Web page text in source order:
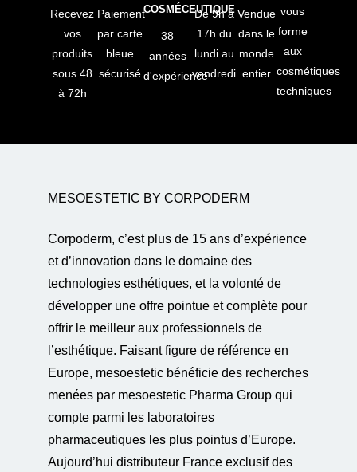
Recevez
vos
produits
sous 48
à 72h
Paiement
par carte
bleue
sécurisé
COSMÉCEUTIQUE
38
années
d'expérience
De 9h à
17h du
lundi au
vendredi
Vendue
dans le
monde
entier
vous
forme
aux
cosmétiques
techniques
MESOESTETIC BY CORPODERM
Corpoderm, c’est plus de 15 ans d’expérience
et d’innovation dans le domaine des
technologies esthétiques, et la volonté de
développer une offre pointue et complète pour
offrir le meilleur aux professionnels de
l’esthétique. Faisant figure de référence en
Europe, mesoestetic bénéficie des recherches
menées par mesoestetic Pharma Group qui
compte parmi les laboratoires
pharmaceutiques les plus pointus d’Europe.
Aujourd’hui distributeur France exclusif des